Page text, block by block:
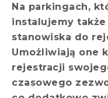
Na parkingach,
instalujemy
stanowiska do
Umożliwiają one
rejestracji
czasowego